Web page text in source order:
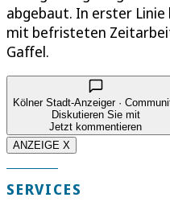
abgebaut. In erster
mit befristeten
Gaffel.
Kölner Stadt-Anzeiger ·
Diskutieren Sie mit
Jetzt kommentieren
ANZEIGE X
SERVICES